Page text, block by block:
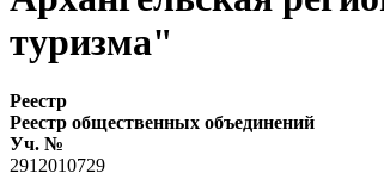
туризма"
Реестр
Реестр общественных объединений
Уч. №
2912010729